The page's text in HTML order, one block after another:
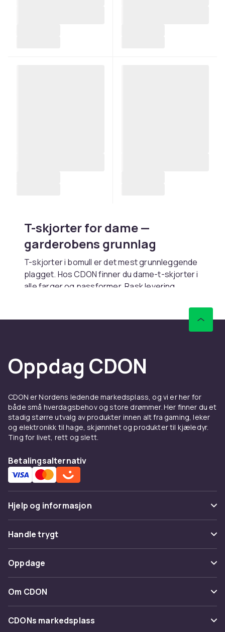
T-skjorter for dame —
garderobens grunnlag
T-skjorter i bomull er det mest grunnleggende
plagget. Hos CDON finner du dame-t-skjorter i
alle farger og passformer. Rask levering.
Materiale
bomull er bærekraftig. Bomull-elastan gir
stretch.
Kombiner med
Under en blazer
ogskjørt.
Kjøp på CDON
Utforsktopperog
Oppdag CDON
CDON er Nordens ledende markedsplass, og vi er her for
både små hverdagsbehov og store drømmer. Her finner du et
stadig større utvalg av produkter innen alt fra gaming, leker
og elektronikk til hage, skjønnhet og produkter til kjæledyr.
Ting for livet, rett og slett.
Betalingsalternativ
Hjelp og informasjon
Vanlige spørsmål
Spor pakke
Angre & returner her
Kontakt oss
Handle trygt
Betaling
Levering
Tilbakekallinger
Oppdage
Kategorier
Varemerker
Om CDON
Om oss
CDONs markedsplass